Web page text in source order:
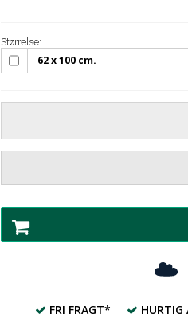
Størrelse:
62 x 100 cm.
FRI FRAGT* HURTIG